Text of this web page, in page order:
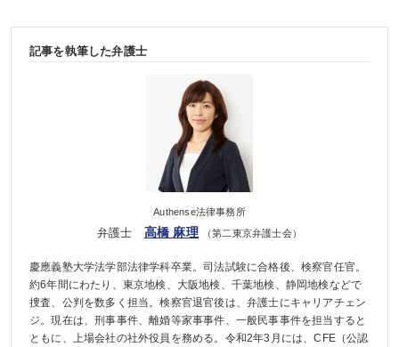
記事を執筆した弁護士
Authense法律事務所
弁護士 高橋 麻理 （第二東京弁護士会）
慶應義塾大学法学部法律学科卒業。司法試験に合格後、検察官任官。
約6年間にわたり、東京地検、大阪地検、千葉地検、静岡地検などで
捜査、公判を数多く担当。検察官退官後は、弁護士にキャリアチェン
ジ。現在は、刑事事件、離婚等家事事件、一般民事事件を担当すると
ともに、上場会社の社外役員を務める。令和2年3月には、CFE（公認